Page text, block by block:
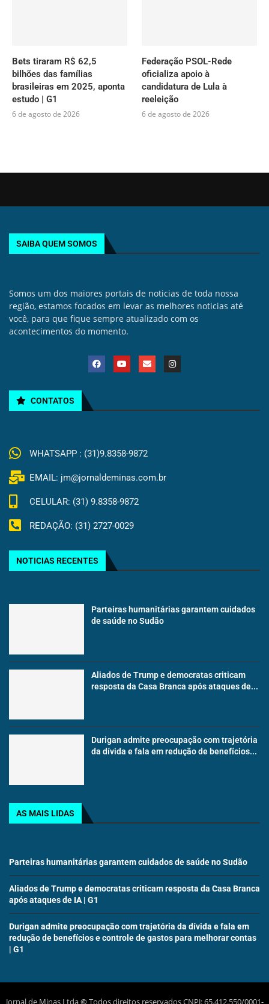
Bets tiraram R$ 62,5
bilhões das famílias
brasileiras em 2025, aponta
estudo | G1
6 de agosto de 2026
Federação PSOL-Rede
oficializa apoio à
candidatura de Lula à
reeleição
6 de agosto de 2026
SAIBA QUEM SOMOS
Somos um dos maiores portais de noticias de toda nossa
região, estamos focados em levar as melhores noticias até
você, para que fique sempre atualizado com os
acontecimentos do momento.
CONTATOS
WHATSAPP : (31)9.8358-9872
EMAIL: jm@jornaldeminas.com.br
CELULAR: (31) 9.8358-9872
REDAÇÃO: (31) 2727-0029
NOTICIAS RECENTES
Parteiras humanitárias garantem cuidados
de saúde no Sudão
Aliados de Trump e democratas criticam
resposta da Casa Branca após ataques de...
Durigan admite preocupação com trajetória
da dívida e fala em redução de benefícios...
AS MAIS LIDAS
Parteiras humanitárias garantem cuidados de saúde no Sudão
Aliados de Trump e democratas criticam resposta da Casa Branca
após ataques de IA | G1
Durigan admite preocupação com trajetória da dívida e fala em
redução de benefícios e controle de gastos para melhorar contas
| G1
Jornal de Minas Ltda©Todos direitos reservados CNPJ: 65.412.550/0001-